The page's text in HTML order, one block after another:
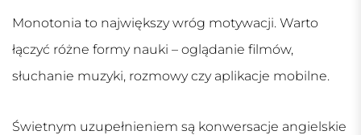
Monotonia to największy wróg motywacji. Warto
łączyć różne formy nauki – oglądanie filmów,
słuchanie muzyki, rozmowy czy aplikacje mobilne.
Świetnym uzupełnieniem są konwersacje angielskie